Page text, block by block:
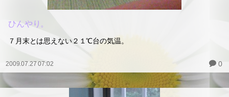
ひんやり。
７月末とは思えない２１℃台の気温。
2009.07.27 07:02 0